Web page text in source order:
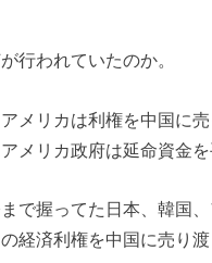
行われていたのか。
メリカは利権を中国に売
メリカ政府は延命資金を
で握ってた日本、韓国
経済利権を中国に売り渡